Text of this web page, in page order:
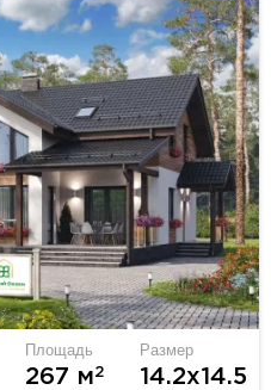
Площадь
267 м2
Размер
14.2х14.5